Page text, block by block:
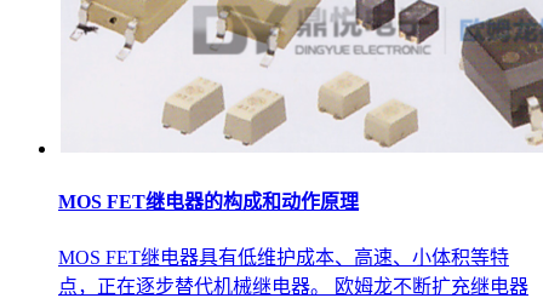
MOS FET继电器的构成和动作原理
MOS FET继电器具有低维护成本、高速、小体积等特
点，正在逐步替代机械继电器。 欧姆龙不断扩充继电器